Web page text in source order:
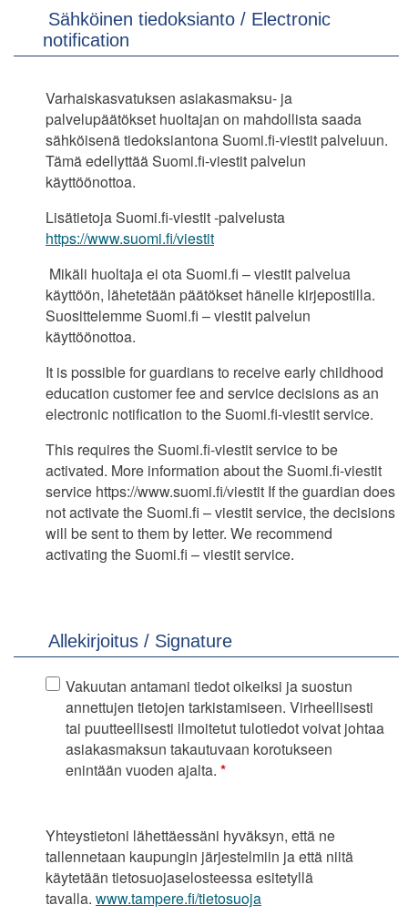
Sähköinen tiedoksianto / Electronic
notification
Varhaiskasvatuksen asiakasmaksu- ja
palvelupäätökset huoltajan on mahdollista saada
sähköisenä tiedoksiantona Suomi.fi-viestit palveluun.
Tämä edellyttää Suomi.fi-viestit palvelun
käyttöönottoa.
Lisätietoja Suomi.fi-viestit -palvelusta
https://www.suomi.fi/viestit
Mikäli huoltaja ei ota Suomi.fi – viestit palvelua
käyttöön, lähetetään päätökset hänelle kirjepostilla.
Suosittelemme Suomi.fi – viestit palvelun
käyttöönottoa.
It is possible for guardians to receive early childhood
education customer fee and service decisions as an
electronic notification to the Suomi.fi-viestit service.
This requires the Suomi.fi-viestit service to be
activated. More information about the Suomi.fi-viestit
service https://www.suomi.fi/viestit If the guardian does
not activate the Suomi.fi – viestit service, the decisions
will be sent to them by letter. We recommend
activating the Suomi.fi – viestit service.
Allekirjoitus / Signature
Vakuutan antamani tiedot oikeiksi ja suostun
annettujen tietojen tarkistamiseen. Virheellisesti
tai puutteellisesti ilmoitetut tulotiedot voivat johtaa
asiakasmaksun takautuvaan korotukseen
enintään vuoden ajalta. *pakollinen kenttä
Yhteystietoni lähettäessäni hyväksyn, että ne
tallennetaan kaupungin järjestelmiin ja että niitä
käytetään tietosuojaselosteessa esitetyllä
tavalla. www.tampere.fi/tietosuoja